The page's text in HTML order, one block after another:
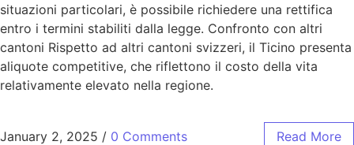
situazioni particolari, è possibile richiedere una rettifica
entro i termini stabiliti dalla legge. Confronto con altri
cantoni Rispetto ad altri cantoni svizzeri, il Ticino presenta
aliquote competitive, che riflettono il costo della vita
relativamente elevato nella regione.
January 2, 2025 / 0 Comments Read More